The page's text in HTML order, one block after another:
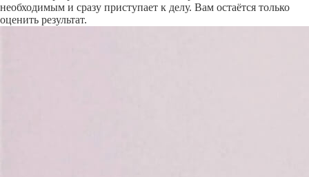
необходимым и сразу приступает к делу. Вам остаётся только
оценить результат.